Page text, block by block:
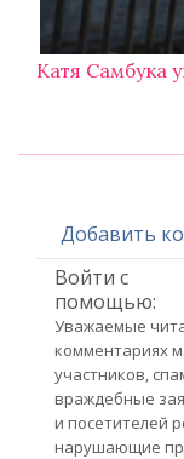
Катя Самбука
Добавить
Войти с
помощью:
Уважаемые
комментариях
участников,
враждебные
и посетителей
нарушающие